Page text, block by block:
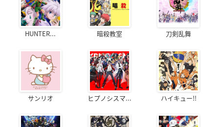
HUNTER... 暗殺教室 刀剣乱舞
サンリオ ヒプノシスマ... ハイキュー!!